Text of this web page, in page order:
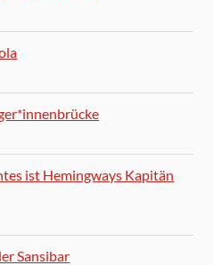
ist Hemingways Kapitän
Sansibar